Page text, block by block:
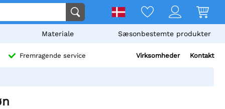
Materiale Sæsonbestemte produkter
Fremragende service Virksomheder Kontakt